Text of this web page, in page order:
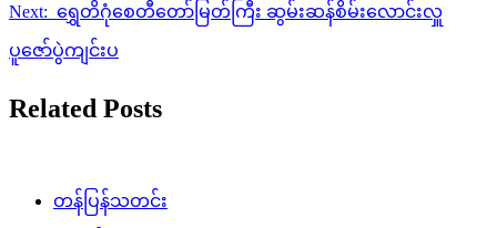
Next: ရွှေတိဂုံစေတီတော်မြတ်ကြီး ဆွမ်းဆန်စိမ်းလောင်းလှူ
ပူဇော်ပွဲကျင်းပ
Related Posts
တန်ပြန်သတင်း